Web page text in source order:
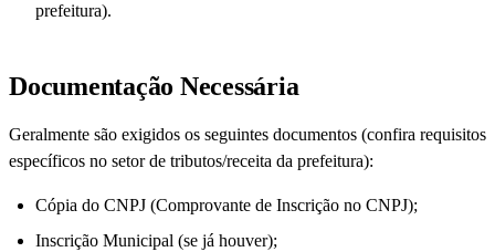
prefeitura).
Documentação Necessária
Geralmente são exigidos os seguintes documentos (confira requisitos
específicos no setor de tributos/receita da prefeitura):
Cópia do CNPJ (Comprovante de Inscrição no CNPJ);
Inscrição Municipal (se já houver);